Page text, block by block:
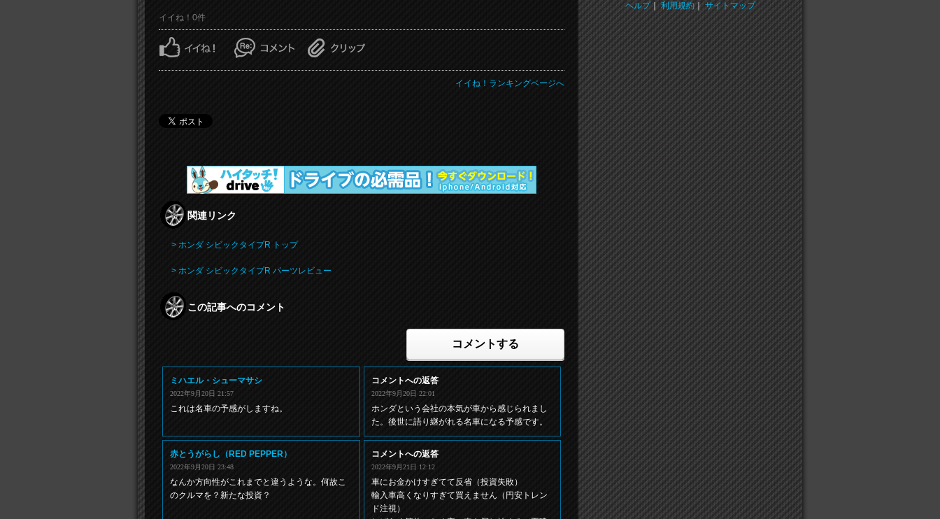
イイね！0件
イイね！ランキングページへ
関連リンク
> ホンダ シビックタイプR トップ
> ホンダ シビックタイプR パーツレビュー
この記事へのコメント
コメントする
ミハエル・シューマサシ
2022年9月20日 21:57
これは名車の予感がしますね。
コメントへの返答
2022年9月20日 22:01
ホンダという会社の本気が車から感じられまし
た。後世に語り継がれる名車になる予感です。
赤とうがらし（RED PEPPER）
2022年9月20日 23:48
なんか方向性がこれまでと違うような。何故こ
のクルマを？新たな投資？
コメントへの返答
2022年9月21日 12:12
車にお金かけすぎてて反省（投資失敗）
輸入車高くなりすぎて買えません（円安トレン
ド注視）
ヘルプ｜利用規約｜サイトマップ